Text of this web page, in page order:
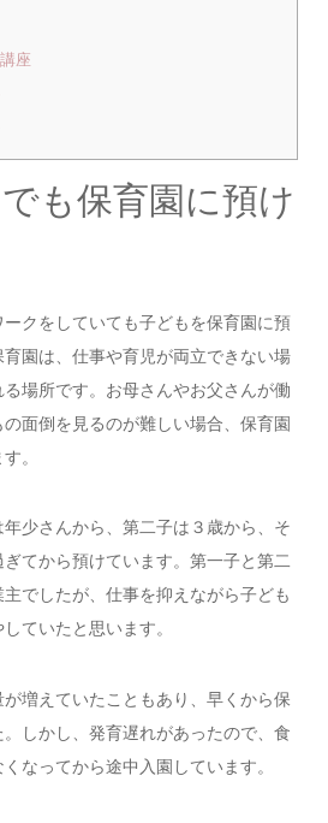
座
も保育園に預け
クをしていても子どもを保育園に預
園は、仕事や育児が両立できない場
場所です。お母さんやお父さんが働
面倒を見るのが難しい場合、保育園
。
少さんから、第二子は３歳から、そ
てから預けています。第一子と第二
でしたが、仕事を抑えながら子ども
ていたと思います。
増えていたこともあり、早くから保
しかし、発育遅れがあったので、食
なってから途中入園しています。